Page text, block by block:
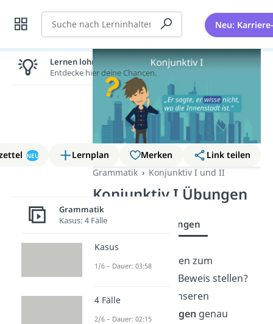
Suche Neu:
NEU Lernplan Merken
Link teilen
Grammatik
Konjunktiv I und II
Konjunktiv I Übungen
Erklärung Übungen
Willst du dein Wissen zum
Konjunktiv I unter Beweis stellen?
Dann bist du bei unseren
Konjunktiv I Übungen genau
Lernen lohnt sich!
Entdecke hier deine Chancen.
Grammatik
Kasus: 4 Fälle
Kasus
1/6 – Dauer: 03:58
4 Fälle
2/6 – Dauer: 02:15